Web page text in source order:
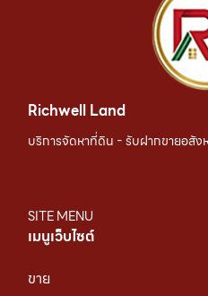
Richwell Land
บริการจัดหาที่ดิน - รับฝากขายอสัง
SITE MENU
เมนูเว็บไซต์
ขาย